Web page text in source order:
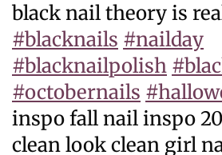
black nail theory is
#blacknails #nailday
#blacknailpolish
#octobernails
inspo fall nail inspo
clean look clean girl